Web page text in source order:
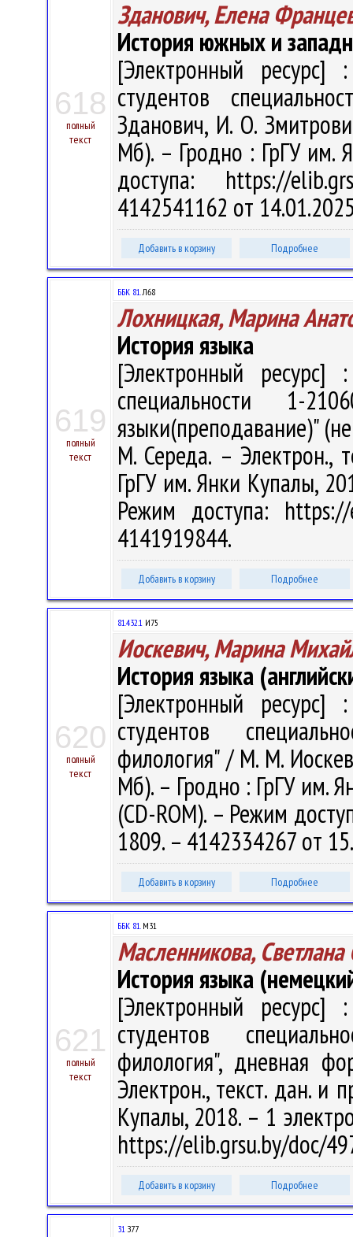
618
полный
текст
Зданович, Елена
История южных и
[Электронный ресурс]
студентов
Зданович, И. О.
Мб). – Гродно : ГрГУ им.
доступа: https://
4142541162 от
Добавить в корзину Подробнее
619
полный
текст
ББК 81.Л68
Лохницкая, Марина
История языка
[Электронный ресурс]
специальности 1-
языки(преподавание)"
М. Середа. – Электрон.,
ГрГУ им. Янки Купалы,
Режим доступа:
4141919844.
Добавить в корзину Подробнее
620
полный
текст
81.432.1 И75
Иоскевич, Марина
История языка
[Электронный ресурс]
студентов
филология" / М. М.
Мб). – Гродно : ГрГУ им.
(CD-ROM). – Режим
1809. – 4142334267 от
Добавить в корзину Подробнее
621
полный
текст
ББК 81.М31
Масленникова, Светлана
История языка
[Электронный ресурс]
студентов
филология", дневная
Электрон., текст. дан. и
Купалы, 2018. – 1
https://elib.grsu.by/doc/
Добавить в корзину Подробнее
31 З77